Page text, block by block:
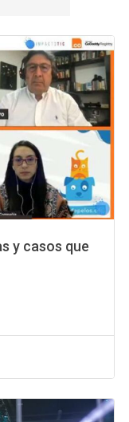
y casos que